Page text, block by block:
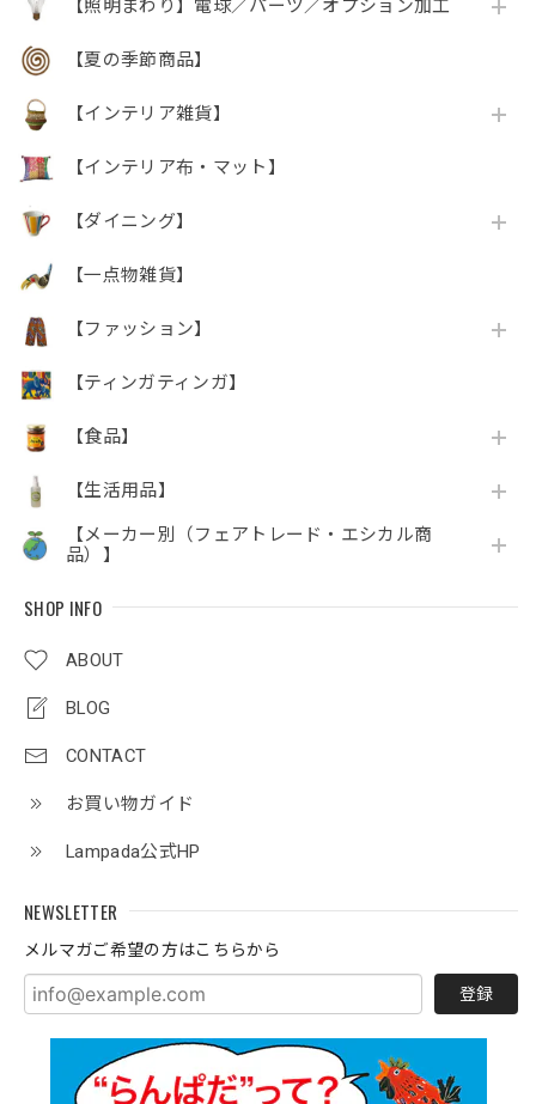
【照明まわり】電球／パーツ／オプション加工
【夏の季節商品】
【インテリア雑貨】
【インテリア布・マット】
【ダイニング】
【一点物雑貨】
【ファッション】
【ティンガティンガ】
【食品】
【生活用品】
【メーカー別（フェアトレード・エシカル商
品）】
SHOP INFO
ABOUT
BLOG
CONTACT
お買い物ガイド
Lampada公式HP
NEWSLETTER
メルマガご希望の方はこちらから
登録